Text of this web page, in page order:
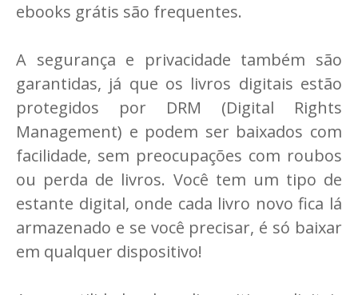
ebooks grátis são frequentes.
A segurança e privacidade também são
garantidas, já que os livros digitais estão
protegidos por DRM (Digital Rights
Management) e podem ser baixados com
facilidade, sem preocupações com roubos
ou perda de livros. Você tem um tipo de
estante digital, onde cada livro novo fica lá
armazenado e se você precisar, é só baixar
em qualquer dispositivo!